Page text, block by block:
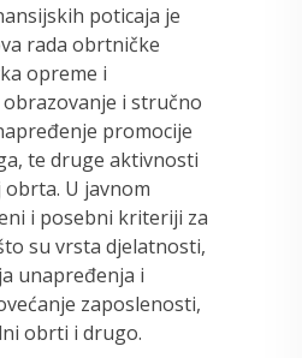
poticaja je
rada obrtničke
opreme i
i stručno
promocije
te druge aktivnosti
obrta. U javnom
i posebni kriteriji za
su vrsta djelatnosti,
unapređenja i
zaposlenosti,
obrti i drugo.